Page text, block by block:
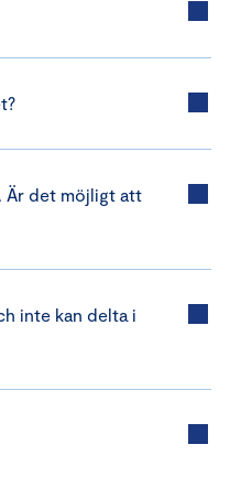
Är det möjligt att
inte kan delta i